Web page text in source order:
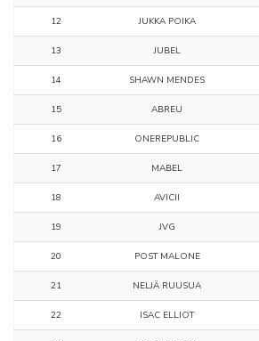
12 JUKKA POIKA
13 JUBEL
14 SHAWN MENDES
15 ABREU
16 ONEREPUBLIC
17 MABEL
18 AVICII
19 JVG
20 POST MALONE
21 NELJÄ RUUSUA
22 ISAC ELLIOT